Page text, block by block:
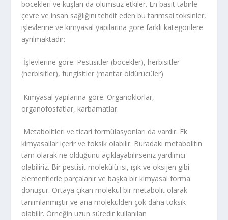
böcekleri ve kuşları da olumsuz etkiler. En basit tabirle
çevre ve insan sağlığını tehdit eden bu tarımsal toksinler,
işlevlerine ve kimyasal yapılarına göre farklı kategorilere
ayrılmaktadır:
İşlevlerine göre: Pestisitler (böcekler), herbisitler
(herbisitler), fungisitler (mantar öldürücüler)
Kimyasal yapılarına göre: Organoklorlar,
organofosfatlar, karbamatlar.
Metabolitleri ve ticari formülasyonları da vardır. Ek
kimyasallar içerir ve toksik olabilir. Buradaki metabolitin
tam olarak ne olduğunu açıklayabilirseniz yardımcı
olabiliriz. Bir pestisit molekülü ısı, ışık ve oksijen gibi
elementlerle parçalanır ve başka bir kimyasal forma
dönüşür. Ortaya çıkan molekül bir metabolit olarak
tanımlanmıştır ve ana molekülden çok daha toksik
olabilir. Örneğin uzun süredir kullanılan